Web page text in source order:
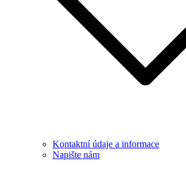
Kontaktní údaje a informace
Napište nám